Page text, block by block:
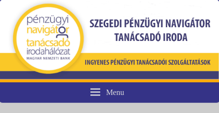
Pénzügyi fogyasztóvédelem
Menu